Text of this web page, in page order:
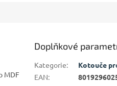
MDF
Doplňkové
Kategorie:
Kotouče
EAN: